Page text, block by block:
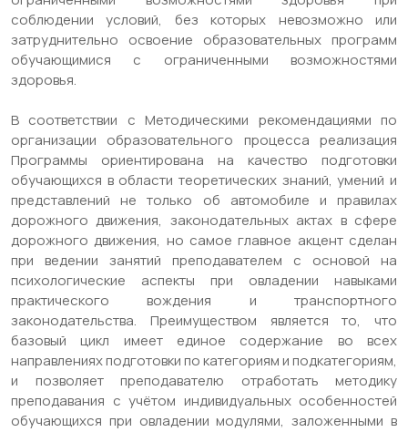
соблюдении условий, без которых невозможно или
затруднительно освоение образовательных программ
обучающимися с ограниченными возможностями
здоровья.
В соответствии с Методическими рекомендациями по
организации образовательного процесса реализация
Программы ориентирована на качество подготовки
обучающихся в области теоретических знаний, умений и
представлений не только об автомобиле и правилах
дорожного движения, законодательных актах в сфере
дорожного движения, но самое главное акцент сделан
при ведении занятий преподавателем с основой на
психологические аспекты при овладении навыками
практического вождения и транспортного
законодательства. Преимуществом является то, что
базовый цикл имеет единое содержание во всех
направлениях подготовки по категориям и подкатегориям,
и позволяет преподавателю отработать методику
преподавания с учётом индивидуальных особенностей
обучающихся при овладении модулями, заложенными в